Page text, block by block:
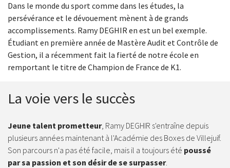
Dans le monde du sport comme dans les études, la
persévérance et le dévouement mènent à de grands
accomplissements. Ramy DEGHIR en est un bel exemple.
Étudiant en première année de Mastère Audit et Contrôle de
Gestion, il a récemment fait la fierté de notre école en
remportant le titre de Champion de France de K1.
La voie vers le succès
Jeune talent prometteur, Ramy DEGHIR s'entraîne depuis
plusieurs années maintenant à l'Académie des Boxes de Villejuif.
Son parcours n'a pas été facile, mais il a toujours été poussé
par sa passion et son désir de se surpasser.